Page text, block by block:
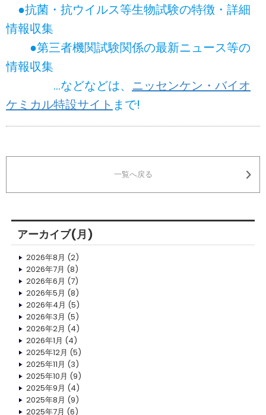
●抗菌・抗ウイルス等生物試験の特徴・詳細
情報収集
●第三者機関試験関係の最新ニュース等の
情報収集
…などなどは、 ニッセンケン・バイオ
ケミカル特設サイト まで!
一覧へ戻る
アーカイブ(月)
2026年8月 (2)
2026年7月 (8)
2026年6月 (7)
2026年5月 (8)
2026年4月 (5)
2026年3月 (5)
2026年2月 (4)
2026年1月 (4)
2025年12月 (5)
2025年11月 (3)
2025年10月 (9)
2025年9月 (4)
2025年8月 (9)
2025年7月 (6)